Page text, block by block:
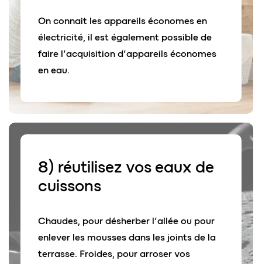
On connait les appareils économes en
électricité, il est également possible de
faire l’acquisition d’appareils économes
en eau.
8) réutilisez vos eaux de
cuissons
Chaudes, pour désherber l’allée ou pour
enlever les mousses dans les joints de la
terrasse. Froides, pour arroser vos